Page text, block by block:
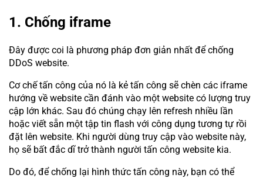
1. Chống iframe
Đây được coi là phương pháp đơn giản nhất để chống
DDoS website.
Cơ chế tấn công của nó là kẻ tấn công sẽ chèn các iframe
hướng về website cần đánh vào một website có lượng truy
cập lớn khác. Sau đó chúng chạy lên refresh nhiều lần
hoặc viết sẵn một tập tin flash với công dụng tương tự rồi
đặt lên website. Khi người dùng truy cập vào website này,
họ sẽ bất đắc dĩ trở thành người tấn công website kia.
Do đó, để chống lại hình thức tấn công này, bạn có thể